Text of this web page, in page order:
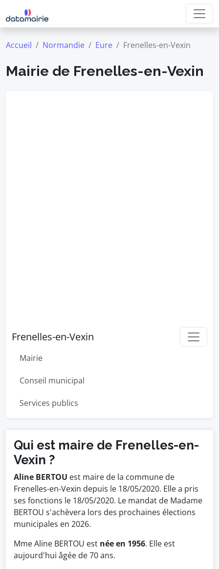
Accueil Normandie Eure Frenelles-en-Vexin
Mairie de Frenelles-en-Vexin
Frenelles-en-Vexin
Mairie
Conseil municipal
Services publics
Qui est maire de Frenelles-en-
Vexin ?
Aline BERTOU est maire de la commune de
Frenelles-en-Vexin depuis le 18/05/2020. Elle a pris
ses fonctions le 18/05/2020. Le mandat de Madame
BERTOU s'achèvera lors des prochaines élections
municipales en 2026.
Mme Aline BERTOU est née en 1956. Elle est
aujourd'hui âgée de 70 ans.